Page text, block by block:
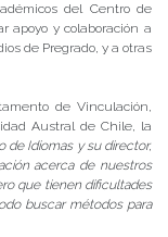
del Centro de
apoyo y colaboración a
de Pregrado, y a otras
de Vinculación,
Austral de Chile, la
de Idiomas y su director,
acerca de nuestros
que tienen dificultades
buscar métodos para